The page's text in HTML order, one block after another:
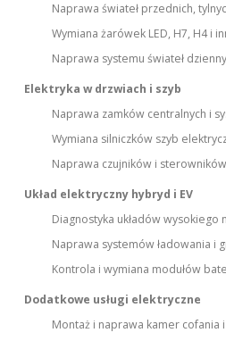
Naprawa świateł przednich,
Wymiana żarówek LED, H7, H4 i
Naprawa systemu świateł
Elektryka w drzwiach i szyb
Naprawa zamków centralnych i
Wymiana silniczków szyb
Naprawa czujników i
Układ elektryczny hybryd i EV
Diagnostyka układów wysokiego
Naprawa systemów ładowania i
Kontrola i wymiana modułów
Dodatkowe usługi elektryczne
Montaż i naprawa kamer cofania